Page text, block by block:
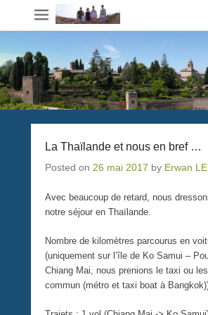
La Thaïlande et nous en bref …
Posted on 26 mai 2017 by Erwan
Avec beaucoup de retard, nous
notre séjour en Thaïlande.
Nombre de kilomètres parcourus en
(uniquement sur l’île de Ko Samui –
Chiang Mai, nous prenions le taxi ou
commun (métro et taxi boat à